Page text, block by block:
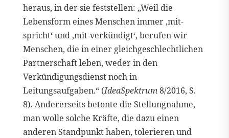
heraus, in der sie feststellen: „Weil die
Lebensform eines Menschen immer ‚mit-
spricht‘ und ‚mit-verkündigt‘, berufen wir
Menschen, die in einer gleichgeschlechtlichen
Partnerschaft leben, weder in den
Verkündigungsdienst noch in
Leitungsaufgaben.“ (IdeaSpektrum8/2016, S.
8). Andererseits betonte die Stellungnahme,
man wolle solche Kräfte, die dazu einen
anderen Standpunkt haben, tolerieren und